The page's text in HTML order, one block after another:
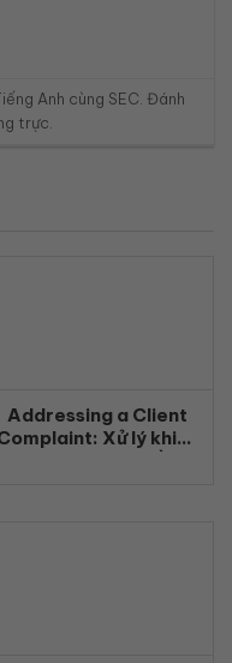
Anh cùng SEC. Đánh
trực.
Addressing a Client
Xử lý khiếu